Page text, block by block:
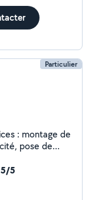
Particulier
: montage de
pose de
etc.
à vos
5